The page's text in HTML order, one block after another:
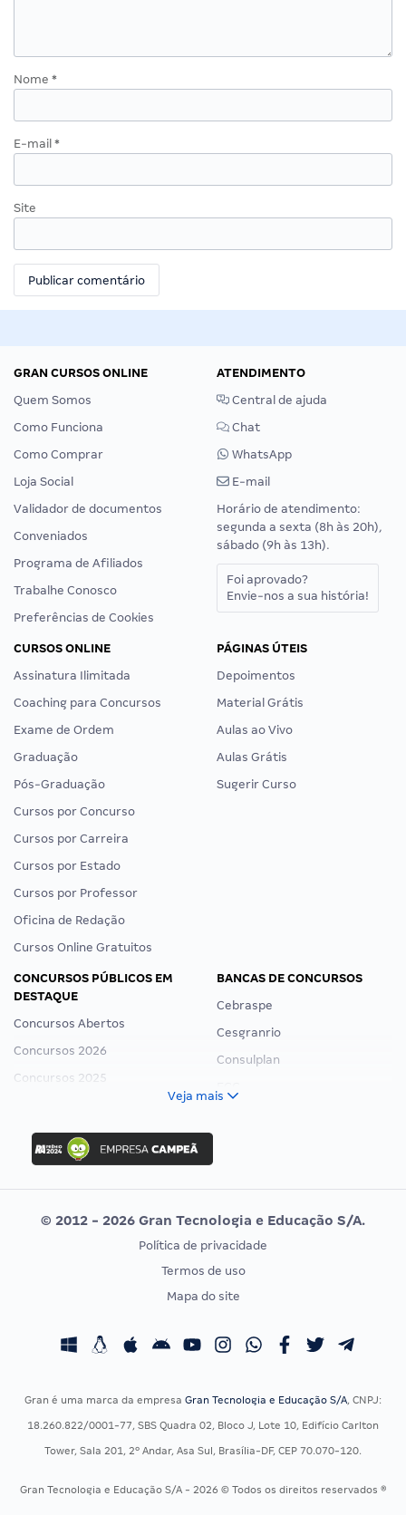
Nome *
E-mail *
Site
GRAN CURSOS ONLINE
Quem Somos
Como Funciona
Como Comprar
Loja Social
Validador de documentos
Conveniados
Programa de Afiliados
Trabalhe Conosco
Preferências de Cookies
ATENDIMENTO
Central de ajuda
Chat
WhatsApp
E-mail
Horário de atendimento:
segunda a sexta (8h às 20h),
sábado (9h às 13h).
Foi aprovado?
Envie-nos a sua história!
CURSOS ONLINE
Assinatura Ilimitada
Coaching para Concursos
Exame de Ordem
Graduação
Pós-Graduação
Cursos por Concurso
Cursos por Carreira
Cursos por Estado
Cursos por Professor
Oficina de Redação
Cursos Online Gratuitos
PÁGINAS ÚTEIS
Depoimentos
Material Grátis
Aulas ao Vivo
Aulas Grátis
Sugerir Curso
CONCURSOS PÚBLICOS EM
DESTAQUE
Concursos Abertos
Concursos 2026
Concursos 2025
Concurso Ibama
Concurso MPU
Editais publicados
BANCAS DE CONCURSOS
Cebraspe
Cesgranrio
Consulplan
Vunesp
CONCURSOS POR PROFISSÃO
Concursos Fiscais
Concursos Saúde
Residência Multiprofissional
EXAME DE ORDEM
Calendário OAB
Veja mais
© 2012 - 2026 Gran Tecnologia e Educação S/A.
Política de privacidade
Termos de uso
Mapa do site
Gran é uma marca da empresa Gran Tecnologia e Educação S/A, CNPJ:
18.260.822/0001-77, SBS Quadra 02, Bloco J, Lote 10, Edifício Carlton
Tower, Sala 201, 2º Andar, Asa Sul, Brasília-DF, CEP 70.070-120.
Gran Tecnologia e Educação S/A - 2026 © Todos os direitos reservados ®